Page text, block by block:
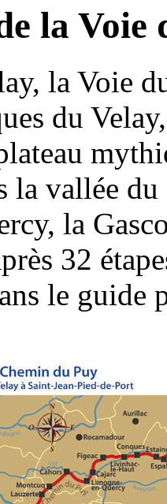
la Voie
la Voie
du
la vallée
la
32
le guide